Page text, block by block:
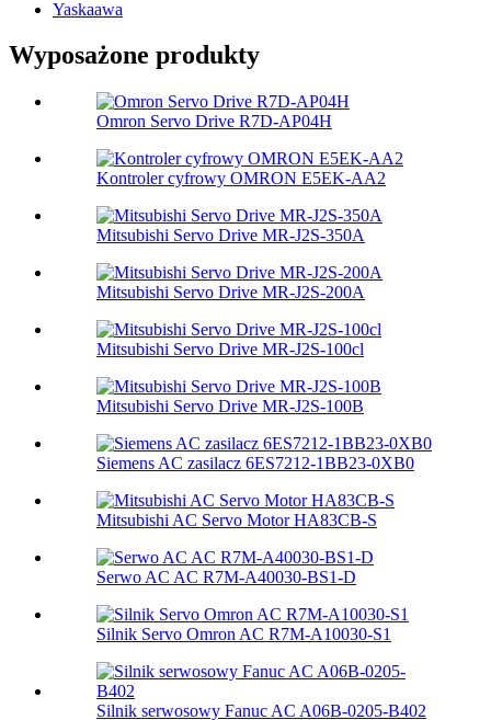
Yaskaawa
Wyposażone produkty
Omron Servo Drive R7D-AP04H
Kontroler cyfrowy OMRON E5EK-AA2
Mitsubishi Servo Drive MR-J2S-350A
Mitsubishi Servo Drive MR-J2S-200A
Mitsubishi Servo Drive MR-J2S-100cl
Mitsubishi Servo Drive MR-J2S-100B
Siemens AC zasilacz 6ES7212-1BB23-0XB0
Mitsubishi AC Servo Motor HA83CB-S
Serwo AC AC R7M-A40030-BS1-D
Silnik Servo Omron AC R7M-A10030-S1
Silnik serwosowy Fanuc AC A06B-0205-B402